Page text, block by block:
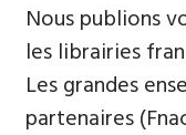
Nous publions
les librairies
Les grandes
partenaires